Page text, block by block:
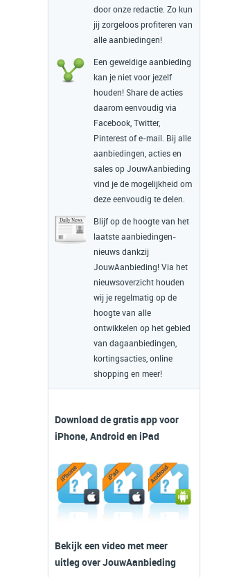
door onze redactie. Zo kun
jij zorgeloos profiteren van
alle aanbiedingen!
Een geweldige aanbieding
kan je niet voor jezelf
houden! Share de acties
daarom eenvoudig via
Facebook, Twitter,
Pinterest of e-mail. Bij alle
aanbiedingen, acties en
sales op JouwAanbieding
vind je de mogelijkheid om
deze eenvoudig te delen.
Blijf op de hoogte van het
laatste aanbiedingen-
nieuws dankzij
JouwAanbieding! Via het
nieuwsoverzicht houden
wij je regelmatig op de
hoogte van alle
ontwikkelen op het gebied
van dagaanbiedingen,
kortingsacties, online
shopping en meer!
Download de gratis app voor
iPhone, Android en iPad
Bekijk een video met meer
uitleg over JouwAanbieding